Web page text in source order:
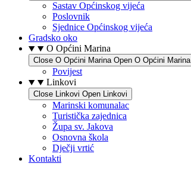
Sastav Općinskog vijeća
Poslovnik
Sjednice Općinskog vijeća
Gradsko oko
O Općini Marina
Close O Općini Marina Open O Općini Marina
Povijest
Linkovi
Close Linkovi Open Linkovi
Marinski komunalac
Turistička zajednica
Župa sv. Jakova
Osnovna škola
Dječji vrtić
Kontakti